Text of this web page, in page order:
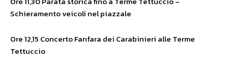
Schieramento veicoli nel piazzale
Ore 12,15 Concerto Fanfara dei Carabinieri alle Terme
Tettuccio